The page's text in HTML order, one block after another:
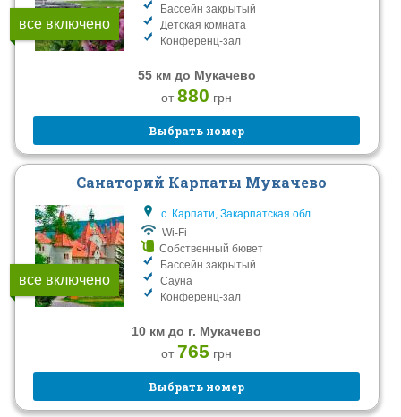
все включено
Бассейн закрытый
Детская комната
Конференц-зал
55 км до Мукачево
от880 грн
Выбрать номер
все включено
Санаторий Карпаты Мукачево
с. Карпати, Закарпатская обл.
Wi-Fi
Собственный бювет
Бассейн закрытый
Сауна
Конференц-зал
10 км до г. Мукачево
от765 грн
Выбрать номер